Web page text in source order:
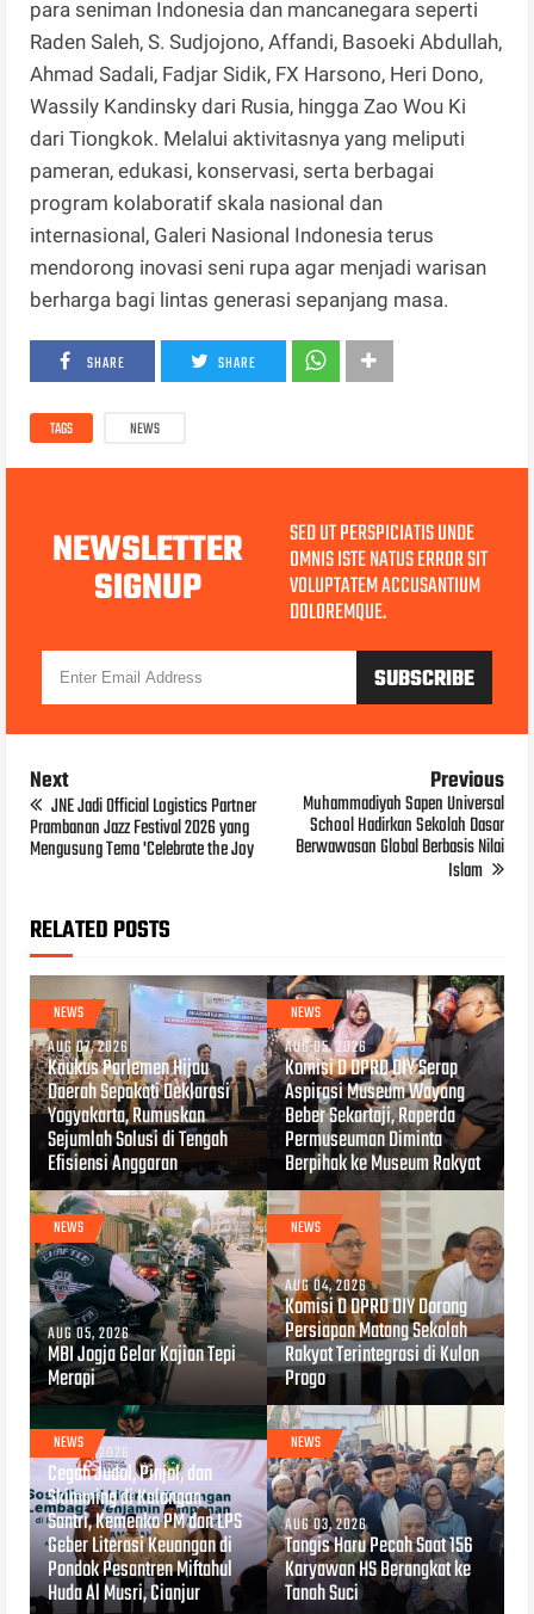
para seniman Indonesia dan mancanegara seperti
Raden Saleh, S. Sudjojono, Affandi, Basoeki Abdullah,
Ahmad Sadali, Fadjar Sidik, FX Harsono, Heri Dono,
Wassily Kandinsky dari Rusia, hingga Zao Wou Ki
dari Tiongkok. Melalui aktivitasnya yang meliputi
pameran, edukasi, konservasi, serta berbagai
program kolaboratif skala nasional dan
internasional, Galeri Nasional Indonesia terus
mendorong inovasi seni rupa agar menjadi warisan
berharga bagi lintas generasi sepanjang masa.
SHARE SHARE
TAGS NEWS
NEWSLETTER
SIGNUP
SED UT PERSPICIATIS UNDE
OMNIS ISTE NATUS ERROR SIT
VOLUPTATEM ACCUSANTIUM
DOLOREMQUE.
Next
JNE Jadi Official Logistics Partner
Prambanan Jazz Festival 2026 yang
Mengusung Tema 'Celebrate the Joy
Previous
Muhammadiyah Sapen Universal
School Hadirkan Sekolah Dasar
Berwawasan Global Berbasis Nilai
Islam
RELATED POSTS
NEWS
AUG 07, 2026
Kaukus Parlemen Hijau
Daerah Sepakati Deklarasi
Yogyakarta, Rumuskan
Sejumlah Solusi di Tengah
Efisiensi Anggaran
NEWS
AUG 05, 2026
Komisi D DPRD DIY Serap
Aspirasi Museum Wayang
Beber Sekartaji, Raperda
Permuseuman Diminta
Berpihak ke Museum Rakyat
NEWS
AUG 05, 2026
MBI Jogja Gelar Kajian Tepi
Merapi
NEWS
AUG 04, 2026
Komisi D DPRD DIY Dorong
Persiapan Matang Sekolah
Rakyat Terintegrasi di Kulon
Progo
NEWS
AUG 04, 2026
Cegah Judol, Pinjol, dan
Skimming di Kalangan
Santri, Kemenko PM dan LPS
Geber Literasi Keuangan di
Pondok Pesantren Miftahul
Huda Al Musri, Cianjur
NEWS
AUG 03, 2026
Tangis Haru Pecah Saat 156
Karyawan HS Berangkat ke
Tanah Suci